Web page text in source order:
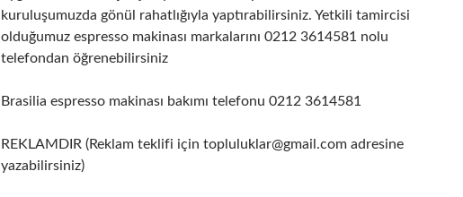
kuruluşumuzda gönül rahatlığıyla yaptırabilirsiniz. Yetkili tamircisi
olduğumuz espresso makinası markalarını 0212 3614581 nolu
telefondan öğrenebilirsiniz
Brasilia espresso makinası bakımı telefonu 0212 3614581
REKLAMDIR (Reklam teklifi için topluluklar@gmail.com adresine
yazabilirsiniz)